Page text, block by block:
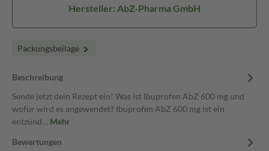
Hersteller: AbZ-Pharma GmbH
Packungsbeilage
Beschreibung
Sende jetzt dein Rezept ein! Was ist Ibuprofen AbZ 600 mg und
wofür wird es angewendet? Ibuprofen AbZ 600 mg ist ein
entzünd… Mehr
Bewertungen